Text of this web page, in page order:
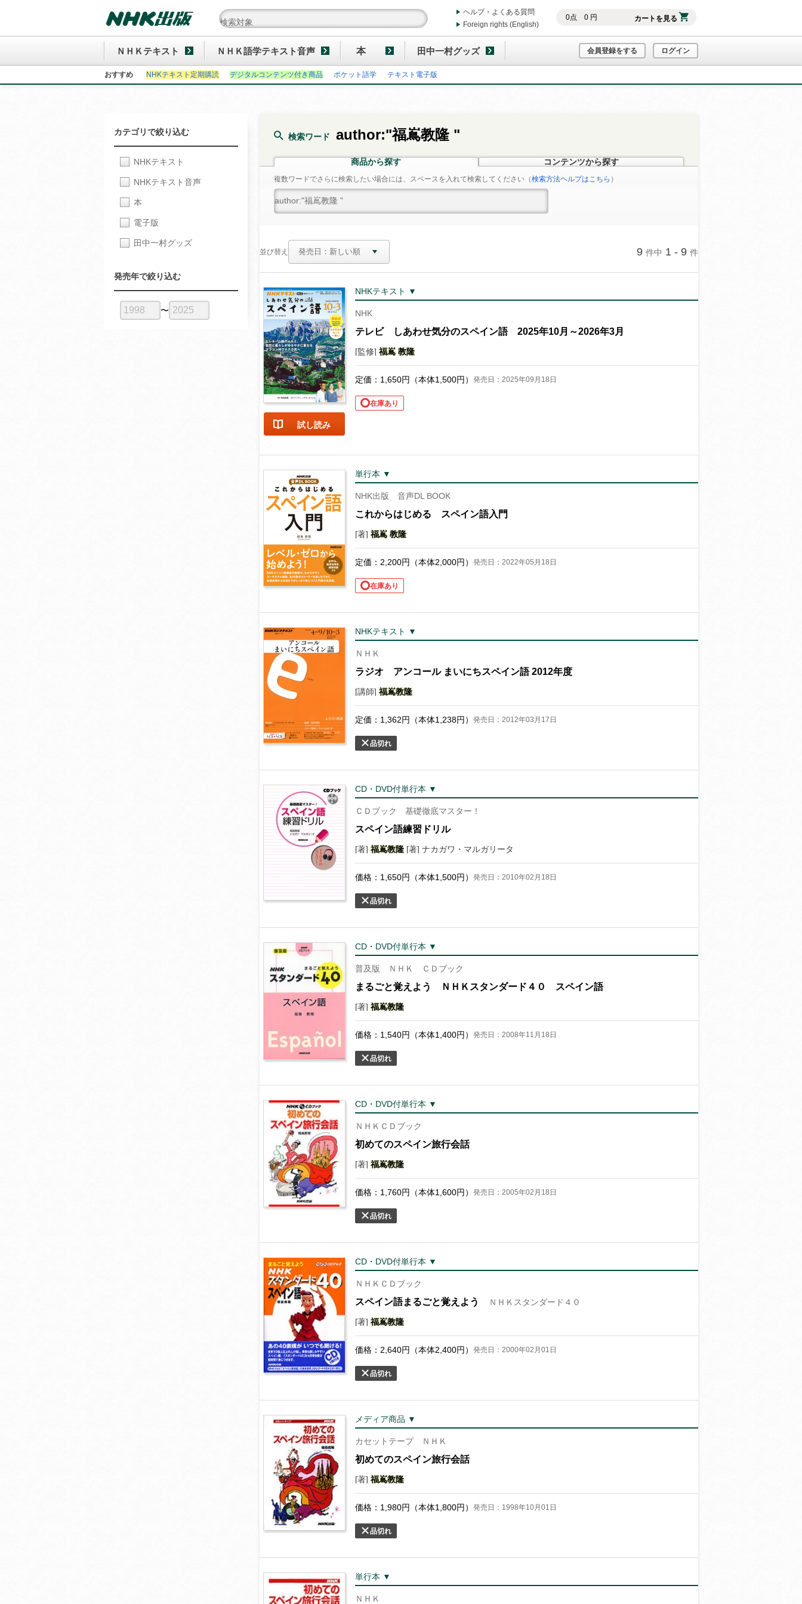
0点 0円 カートを見る
ヘルプ・よくある質問
Foreign rights (English)
ＮＨＫテキスト ＮＨＫ語学テキスト音声 本 田中一村グッズ 会員登録をする ログイン
おすすめ NHKテキスト定期購読 デジタルコンテンツ付き商品 ポケット語学 テキスト電子版
検索ワード author:"福嶌教隆 "
商品から探す コンテンツから探す
複数ワードでさらに検索したい場合には、スペースを入れて検索してください（検索方法ヘルプはこちら ）
並び替え 9 件中 1 - 9 件
試し読み
NHKテキスト ▼
NHK
テレビ しあわせ気分のスペイン語 2025年10月～2026年3月
[監修] 福嶌 教隆
定価： 1,650円（本体1,500円） 発売日：2025年09月18日
在庫あり
単行本 ▼
NHK出版 音声DL BOOK
これからはじめる スペイン語入門
[著] 福嶌 教隆
定価： 2,200円（本体2,000円） 発売日：2022年05月18日
在庫あり
NHKテキスト ▼
ＮＨＫ
ラジオ アンコール まいにちスペイン語 2012年度
[講師] 福嶌教隆
定価： 1,362円（本体1,238円） 発売日：2012年03月17日
品切れ
CD・DVD付単行本 ▼
ＣＤブック 基礎徹底マスター！
スペイン語練習ドリル
[著] 福嶌教隆[著] ナカガワ・マルガリータ
価格： 1,650円（本体1,500円） 発売日：2010年02月18日
品切れ
CD・DVD付単行本 ▼
普及版 ＮＨＫ ＣＤブック
まるごと覚えよう ＮＨＫスタンダード４０ スペイン語
[著] 福嶌教隆
価格： 1,540円（本体1,400円） 発売日：2008年11月18日
品切れ
CD・DVD付単行本 ▼
ＮＨＫＣＤブック
初めてのスペイン旅行会話
[著] 福嶌教隆
価格： 1,760円（本体1,600円） 発売日：2005年02月18日
品切れ
CD・DVD付単行本 ▼
ＮＨＫＣＤブック
スペイン語まるごと覚えよう ＮＨＫスタンダード４０
[著] 福嶌教隆
価格： 2,640円（本体2,400円） 発売日：2000年02月01日
品切れ
メディア商品 ▼
カセットテープ ＮＨＫ
初めてのスペイン旅行会話
[著] 福嶌教隆
価格： 1,980円（本体1,800円） 発売日：1998年10月01日
品切れ
単行本 ▼
ＮＨＫ
カテゴリで絞り込む
NHKテキスト
NHKテキスト音声
本
電子版
田中一村グッズ
発売年で絞り込む
〜